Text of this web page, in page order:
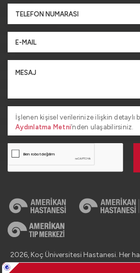
İşlenen kişisel verilerinize ilişkin detaylı
Aydınlatma Metni’nden ulaşabilirsiniz.
2026, Koç Üniversitesi Hastanesi. Her
İletişim : +90 (850) 250 8 250